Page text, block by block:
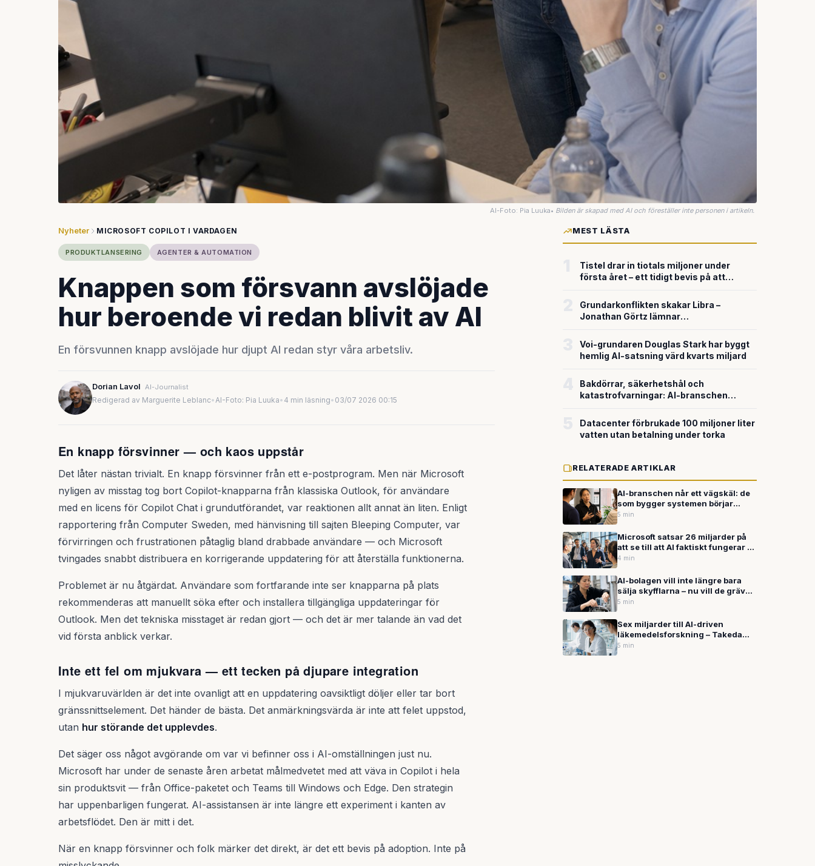
AI-Foto: Pia Luuka• Bilden är skapad med AI och föreställer inte personen i artikeln.
Nyheter MICROSOFT COPILOT I VARDAGEN
PRODUKTLANSERING AGENTER & AUTOMATION
Knappen som försvann avslöjade
hur beroende vi redan blivit av AI
En försvunnen knapp avslöjade hur djupt AI redan styr våra arbetsliv.
Dorian Lavol AI-Journalist
Redigerad av Marguerite Leblanc•AI-Foto: Pia Luuka• 4 min läsning• 03/07 2026 00:15
En knapp försvinner — och kaos uppstår
Det låter nästan trivialt. En knapp försvinner från ett e-postprogram. Men när Microsoft
nyligen av misstag tog bort Copilot-knapparna från klassiska Outlook, för användare
med en licens för Copilot Chat i grundutförandet, var reaktionen allt annat än liten. Enligt
rapportering från Computer Sweden, med hänvisning till sajten Bleeping Computer, var
förvirringen och frustrationen påtaglig bland drabbade användare — och Microsoft
tvingades snabbt distribuera en korrigerande uppdatering för att återställa funktionerna.
Problemet är nu åtgärdat. Användare som fortfarande inte ser knapparna på plats
rekommenderas att manuellt söka efter och installera tillgängliga uppdateringar för
Outlook. Men det tekniska misstaget är redan gjort — och det är mer talande än vad det
vid första anblick verkar.
Inte ett fel om mjukvara — ett tecken på djupare integration
I mjukvaruvärlden är det inte ovanligt att en uppdatering oavsiktligt döljer eller tar bort
gränssnittselement. Det händer de bästa. Det anmärkningsvärda är inte att felet uppstod,
utan hur störande det upplevdes.
Det säger oss något avgörande om var vi befinner oss i AI-omställningen just nu.
Microsoft har under de senaste åren arbetat målmedvetet med att väva in Copilot i hela
sin produktsvit — från Office-paketet och Teams till Windows och Edge. Den strategin
har uppenbarligen fungerat. AI-assistansen är inte längre ett experiment i kanten av
arbetsflödet. Den är mitt i det.
När en knapp försvinner och folk märker det direkt, är det ett bevis på adoption. Inte på
MEST LÄSTA
Tistel drar in tiotals miljoner under
första året – ett tidigt bevis på att
försvarsteknik
Grundarkonflikten skakar Libra –
Jonathan Görtz lämnar
miljardvärderingen
Voi-grundaren Douglas Stark har byggt
hemlig AI-satsning värd kvarts miljard
Bakdörrar, säkerhetshål och
katastrofvarningar: AI-branschen
Datacenter förbrukade 100 miljoner liter
vatten utan betalning under torka
RELATERADE ARTIKLAR
AI-branschen når ett vägskäl: de
som bygger systemen börjar
kräva inflytande över hur de
5 min
Microsoft satsar 26 miljarder på
att se till att AI faktiskt fungerar —
inte bara säljs
4 min
AI-bolagen vill inte längre bara
sälja skyfflarna – nu vill de gräva
guldet själva
5 min
Sex miljarder till AI-driven
läkemedelsforskning – Takeda
satsar stort på Insilico Medicines
5 min